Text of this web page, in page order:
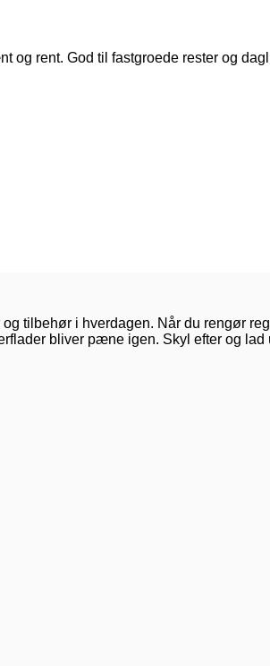
rent. God til fastgroede rester og
tilbehør i hverdagen. Når du rengør
bliver pæne igen. Skyl efter og